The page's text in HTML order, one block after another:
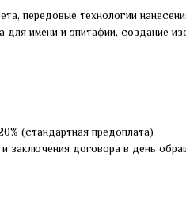
передовые технологии
для имени и эпитафии, создание
(стандартная предоплата)
заключения договора в день